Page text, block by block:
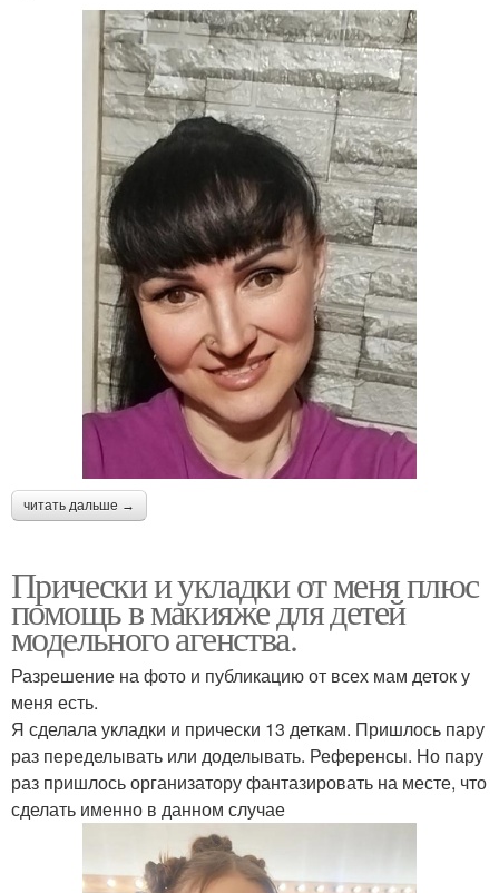
читать дальше →
Прически и укладки от меня плюс
помощь в макияже для детей
модельного агенства.
Разрешение на фото и публикацию от всех мам деток у
меня есть.
Я сделала укладки и прически 13 деткам. Пришлось пару
раз переделывать или доделывать. Референсы. Но пару
раз пришлось организатору фантазировать на месте, что
сделать именно в данном случае